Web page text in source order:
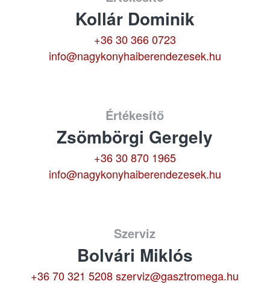
Kollár Dominik
+36 30 366 0723
info@nagykonyhaiberendezesek.hu
Értékesítő
Zsömbörgi Gergely
+36 30 870 1965
info@nagykonyhaiberendezesek.hu
Szerviz
Bolvári Miklós
+36 70 321 5208 szerviz@gasztromega.hu